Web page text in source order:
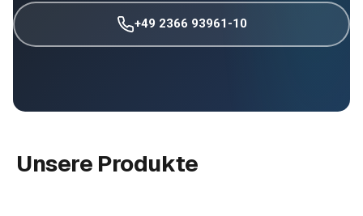
+49 2366 93961-10
Unsere Produkte